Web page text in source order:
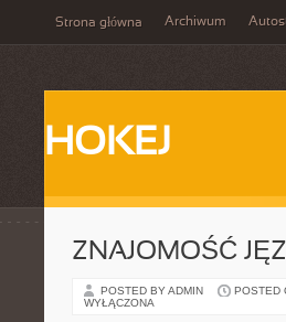
Strona główna Archiwum
HOKEJ
ZNAJOMOŚĆ
POSTED BY ADMIN POSTED
WYŁĄCZONA